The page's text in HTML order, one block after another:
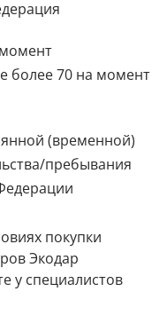
более 70 на момент
(временной)
пребывания
покупки
Экодар
у специалистов